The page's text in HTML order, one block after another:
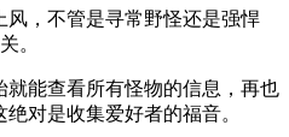
，不管是寻常野怪还是强悍
。
能查看所有怪物的信息，再也
对是收集爱好者的福音。